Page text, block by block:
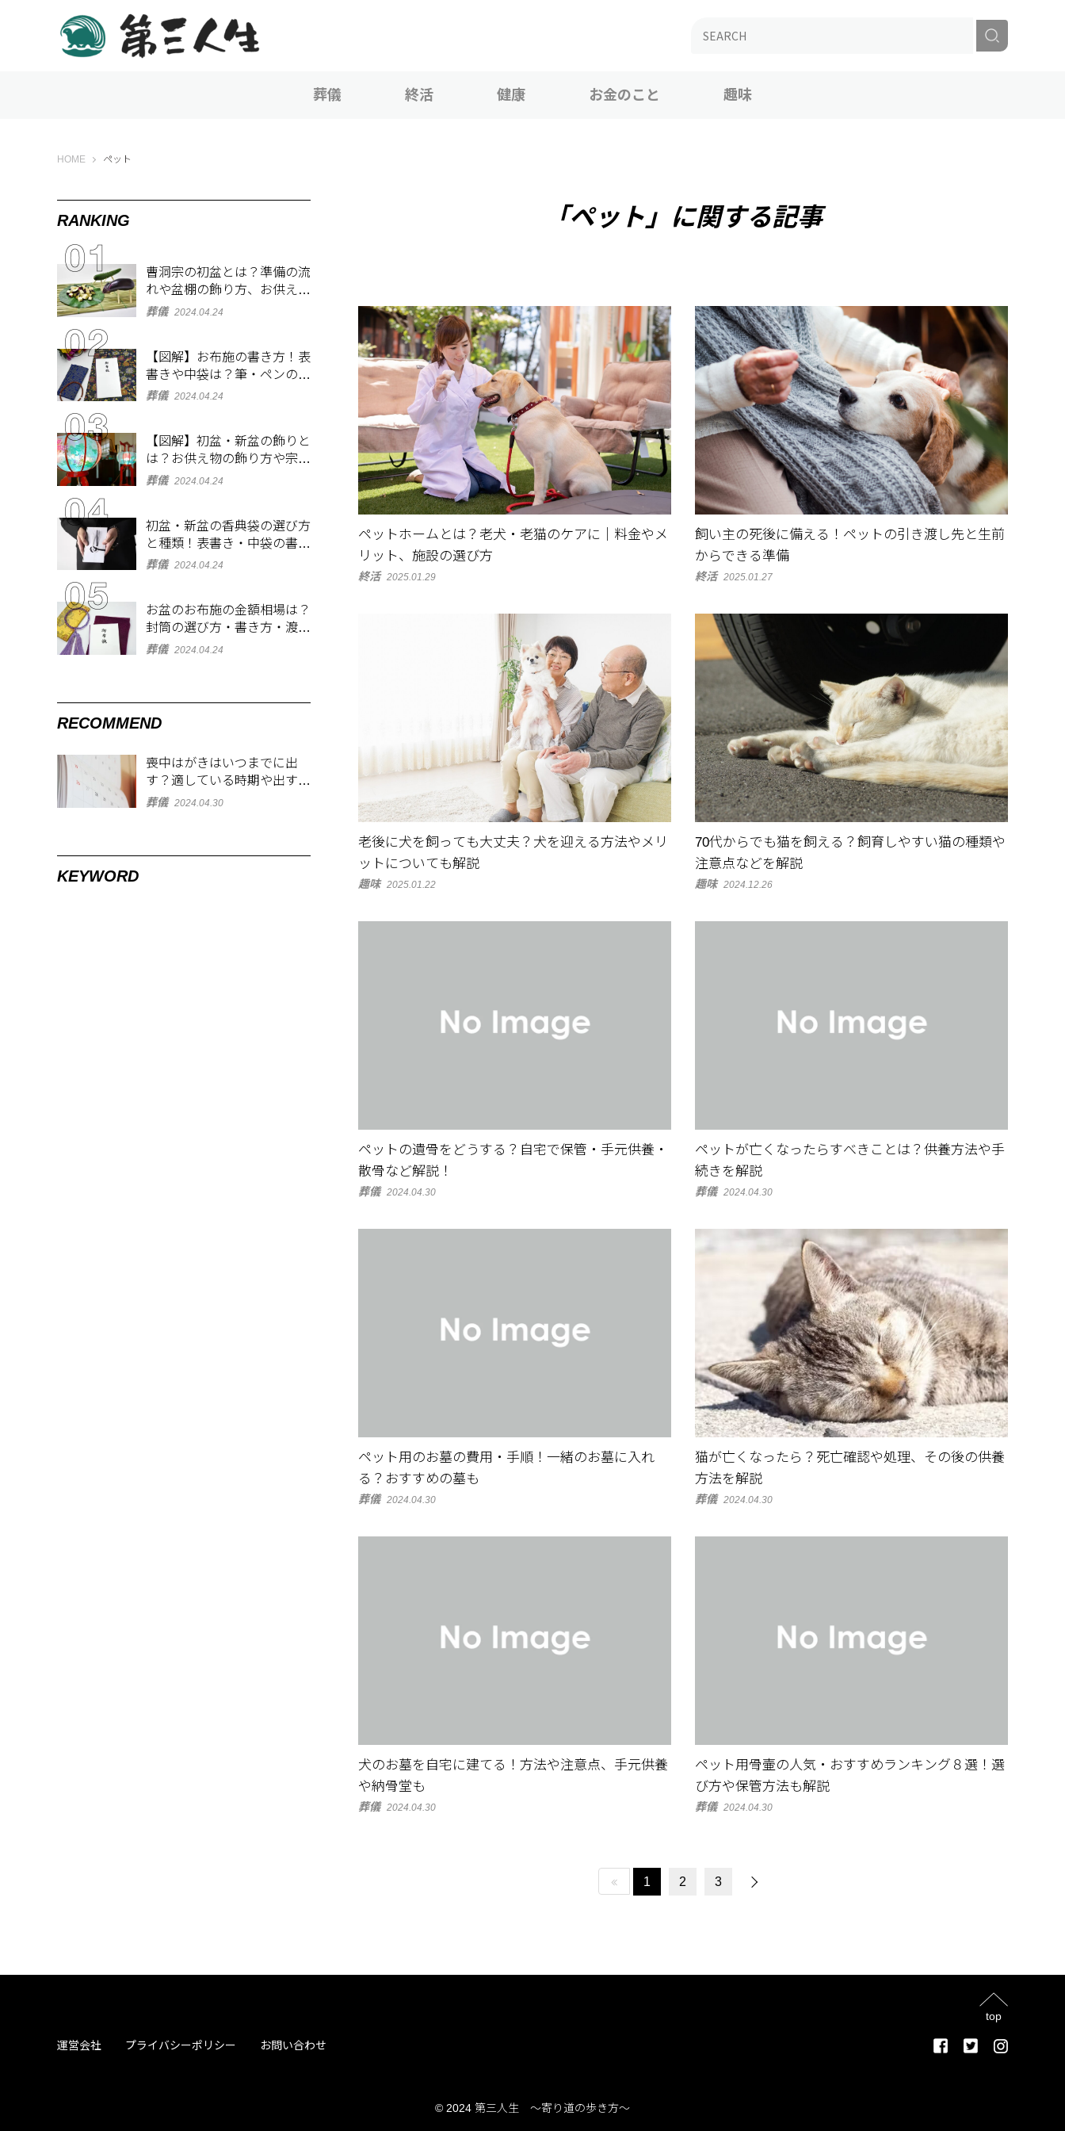
葬儀 終活 健康 お金のこと 趣味
HOME 第三人生 〜寄り道の歩き方〜
ペット
「ペット」に関する記事
ペットホームとは？老犬・老猫のケアに｜料金やメ
リット、施設の選び方
終活 2025.01.29
飼い主の死後に備える！ペットの引き渡し先と生前
からできる準備
終活 2025.01.27
老後に犬を飼っても大丈夫？犬を迎える方法やメリ
ットについても解説
趣味 2025.01.22
70代からでも猫を飼える？飼育しやすい猫の種類や
注意点などを解説
趣味 2024.12.26
ペットの遺骨をどうする？自宅で保管・手元供養・
散骨など解説！
葬儀 2024.04.30
ペットが亡くなったらすべきことは？供養方法や手
続きを解説
葬儀 2024.04.30
ペット用のお墓の費用・手順！一緒のお墓に入れ
る？おすすめの墓も
葬儀 2024.04.30
猫が亡くなったら？死亡確認や処理、その後の供養
方法を解説
葬儀 2024.04.30
犬のお墓を自宅に建てる！方法や注意点、手元供養
や納骨堂も
葬儀 2024.04.30
ペット用骨壷の人気・おすすめランキング８選！選
び方や保管方法も解説
葬儀 2024.04.30
1 2 3
RANKING
曹洞宗の初盆とは？準備の流
れや盆棚の飾り方、お供え物
を解説
葬儀 2024.04.24
【図解】お布施の書き方！表
書きや中袋は？筆・ペンのマ
ナーとよくあるQ&A集
葬儀 2024.04.24
【図解】初盆・新盆の飾りと
は？お供え物の飾り方や宗派
ごとの違いを解説！
葬儀 2024.04.24
初盆・新盆の香典袋の選び方
と種類！表書き・中袋の書き
方、お札の入れ方も
葬儀 2024.04.24
お盆のお布施の金額相場は？
封筒の選び方・書き方・渡し
方も解説
葬儀 2024.04.24
RECOMMEND
喪中はがきはいつまでに出
す？適している時期や出す範
囲を解説！
葬儀 2024.04.30
KEYWORD
top
運営会社 プライバシーポリシー お問い合わせ
© 2024 第三人生 〜寄り道の歩き方〜